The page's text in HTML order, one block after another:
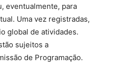
eventualmente, para
Uma vez registradas,
global de atividades.
sujeitos a
de Programação.